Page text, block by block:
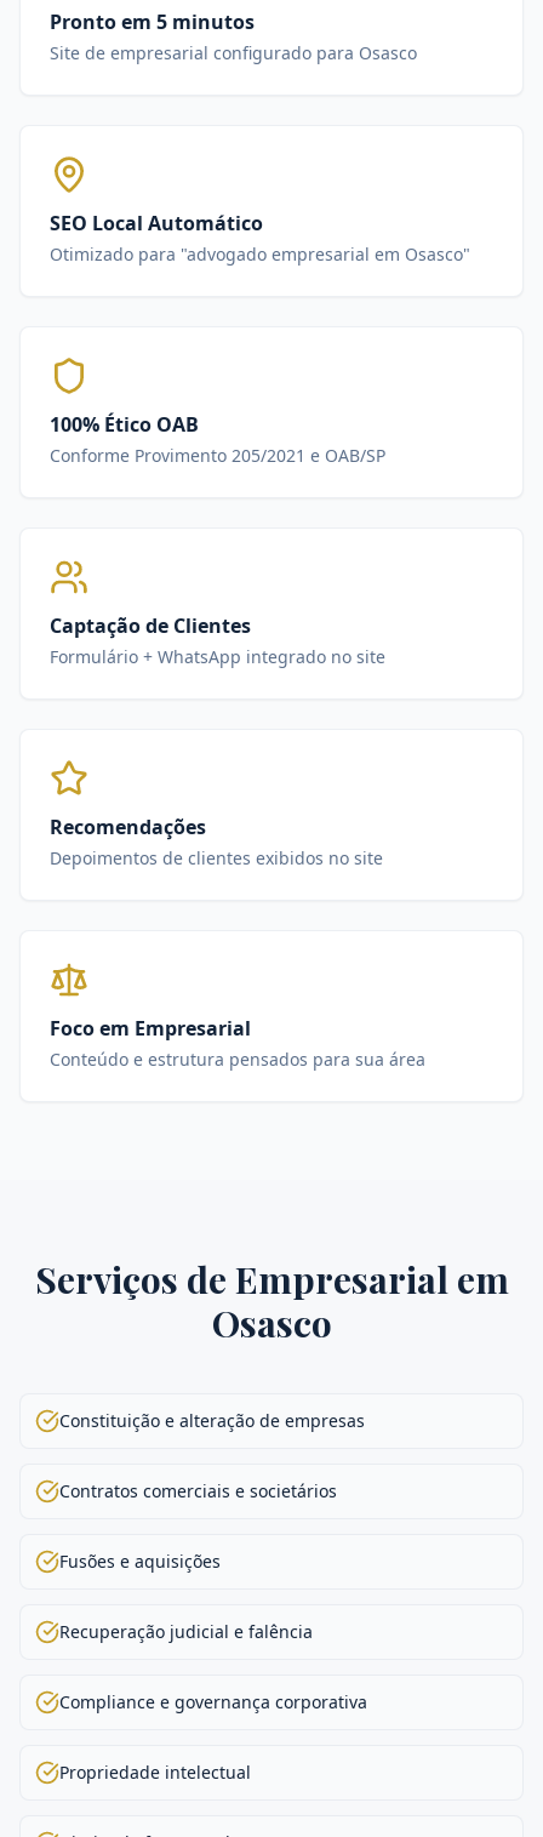
Pronto em 5 minutos
Site de empresarial configurado para Osasco
SEO Local Automático
Otimizado para "advogado empresarial em Osasco"
100% Ético OAB
Conforme Provimento 205/2021 e OAB/SP
Captação de Clientes
Formulário + WhatsApp integrado no site
Recomendações
Depoimentos de clientes exibidos no site
Foco em Empresarial
Conteúdo e estrutura pensados para sua área
Serviços de Empresarialem
Osasco
Constituição e alteração de empresas
Contratos comerciais e societários
Fusões e aquisições
Recuperação judicial e falência
Compliance e governança corporativa
Propriedade intelectual